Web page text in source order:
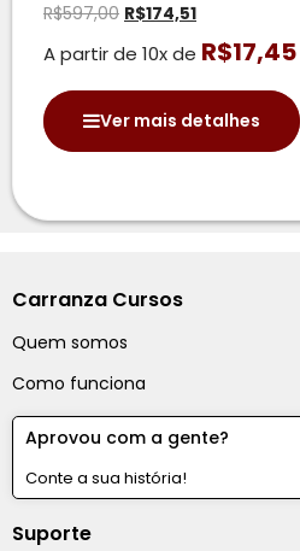
R$597,00 R$174,51
A partir de 10x de R$17,45
Ver mais detalhes
Carranza Cursos
Quem somos
Como funciona
Aprovou com a gente?
Conte a sua história!
Suporte